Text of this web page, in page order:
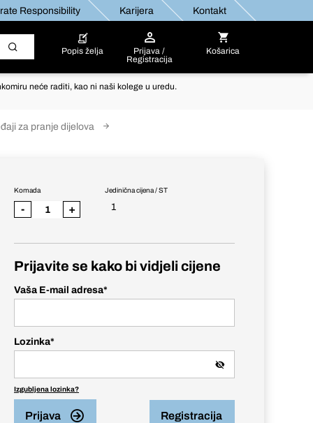
Responsibility Karijera Kontakt
Popis želja
Prijava /
Registracija
Košarica
neće raditi, kao ni naši kolege u uredu.
za pranje dijelova
Jedinična cijena / ST
1
Komada
- +
Prijavite se kako bi vidjeli cijene
Vaša E-mail adresa*
Lozinka*
Izgubljena lozinka?
Prijava Registracija